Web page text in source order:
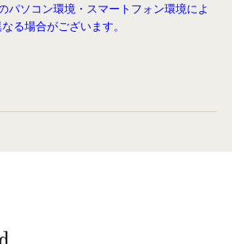
パソコン環境・スマートフォン環境によ
る場合がございます。